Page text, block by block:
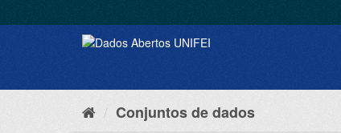
Conjuntos de dados